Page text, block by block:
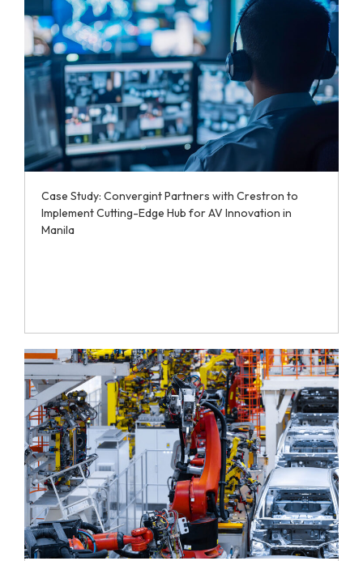
Case Study: Convergint Partners with Crestron to
Implement Cutting-Edge Hub for AV Innovation in
Manila